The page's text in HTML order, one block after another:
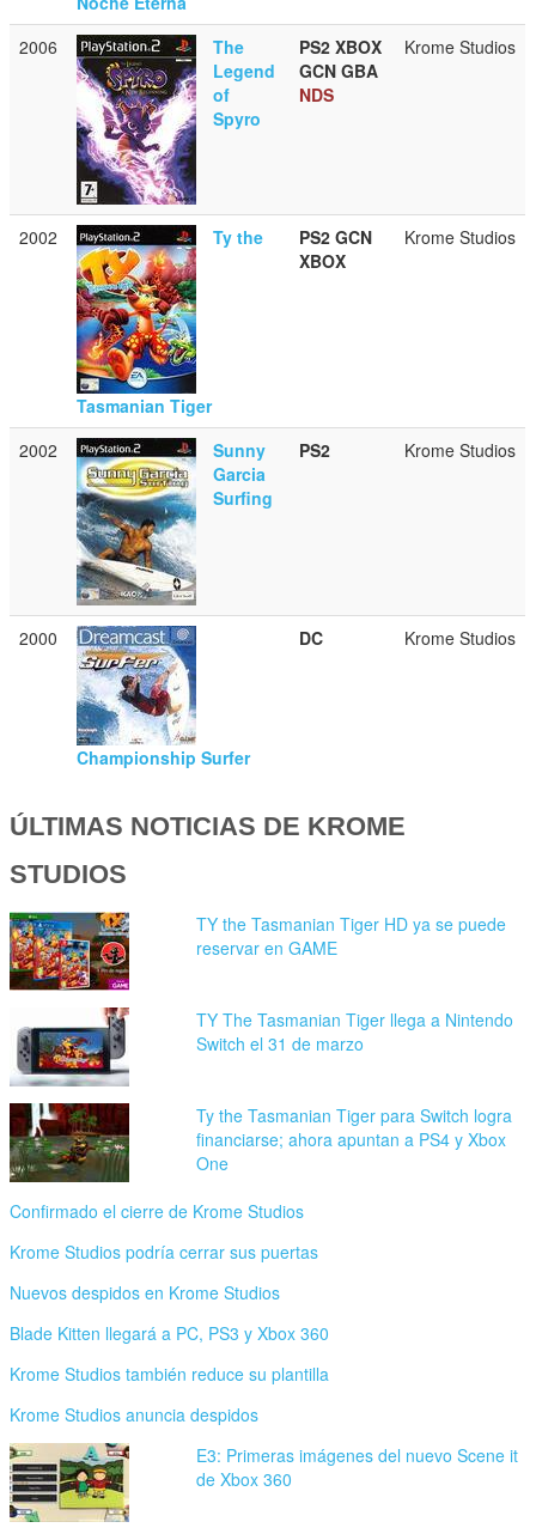
2006
The
Legend
of
Spyro
PS2 XBOX
GCN GBA
NDS
Krome Studios
2002 Ty the
Tasmanian Tiger
PS2 GCN
XBOX
Krome Studios
2002
Sunny
Garcia
Surfing
PS2 Krome Studios
2000
Championship Surfer
DC Krome Studios
ÚLTIMAS NOTICIAS DE KROME
STUDIOS
TY the Tasmanian Tiger HD ya se puede
reservar en GAME
TY The Tasmanian Tiger llega a Nintendo
Switch el 31 de marzo
Ty the Tasmanian Tiger para Switch logra
financiarse; ahora apuntan a PS4 y Xbox
One
Confirmado el cierre de Krome Studios
Krome Studios podría cerrar sus puertas
Nuevos despidos en Krome Studios
Blade Kitten llegará a PC, PS3 y Xbox 360
Krome Studios también reduce su plantilla
Krome Studios anuncia despidos
E3: Primeras imágenes del nuevo Scene it
de Xbox 360